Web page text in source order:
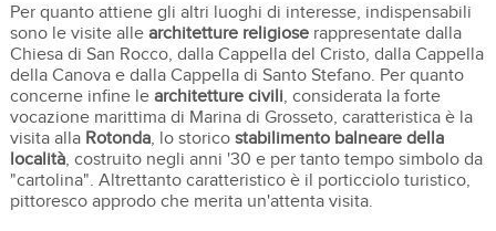
Per quanto attiene gli altri luoghi di interesse, indispensabili
sono le visite alle architetture religioserappresentate dalla
Chiesa di San Rocco, dalla Cappella del Cristo, dalla Cappella
della Canova e dalla Cappella di Santo Stefano. Per quanto
concerne infine le architetture civili, considerata la forte
vocazione marittima di Marina di Grosseto, caratteristica è la
visita alla Rotonda, lo storico stabilimento balneare della
località, costruito negli anni '30 e per tanto tempo simbolo da
"cartolina". Altrettanto caratteristico è il porticciolo turistico,
pittoresco approdo che merita un'attenta visita.